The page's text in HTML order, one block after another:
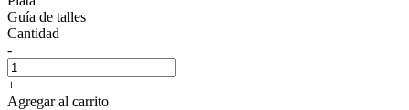
Guía de talles
Cantidad
-
+
Agregar al carrito